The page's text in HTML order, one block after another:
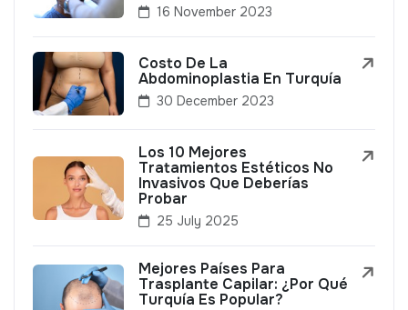
16 November 2023
Costo De La
Abdominoplastia En Turquía
30 December 2023
Los 10 Mejores
Tratamientos Estéticos No
Invasivos Que Deberías
Probar
25 July 2025
Mejores Países Para
Trasplante Capilar: ¿Por Qué
Turquía Es Popular?